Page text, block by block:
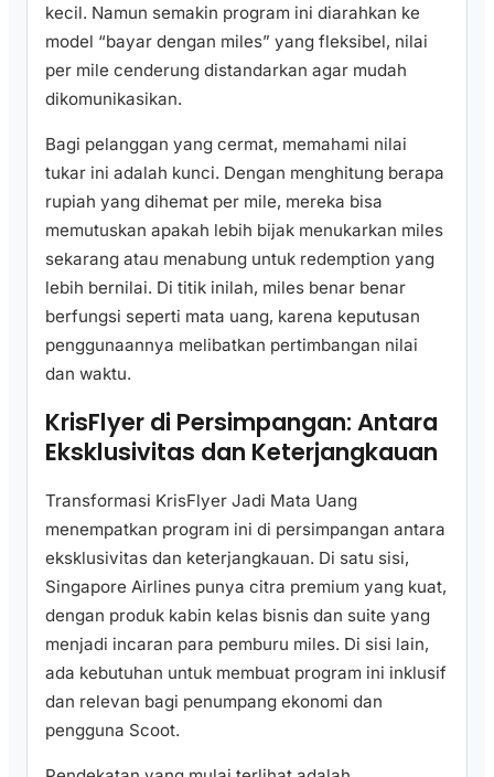
kecil. Namun semakin program ini diarahkan ke
model “bayar dengan miles” yang fleksibel, nilai
per mile cenderung distandarkan agar mudah
dikomunikasikan.
Bagi pelanggan yang cermat, memahami nilai
tukar ini adalah kunci. Dengan menghitung berapa
rupiah yang dihemat per mile, mereka bisa
memutuskan apakah lebih bijak menukarkan miles
sekarang atau menabung untuk redemption yang
lebih bernilai. Di titik inilah, miles benar benar
berfungsi seperti mata uang, karena keputusan
penggunaannya melibatkan pertimbangan nilai
dan waktu.
KrisFlyer di Persimpangan: Antara
Eksklusivitas dan Keterjangkauan
Transformasi KrisFlyer Jadi Mata Uang
menempatkan program ini di persimpangan antara
eksklusivitas dan keterjangkauan. Di satu sisi,
Singapore Airlines punya citra premium yang kuat,
dengan produk kabin kelas bisnis dan suite yang
menjadi incaran para pemburu miles. Di sisi lain,
ada kebutuhan untuk membuat program ini inklusif
dan relevan bagi penumpang ekonomi dan
pengguna Scoot.